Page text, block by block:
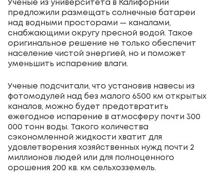
Ученые из университета в Калифорнии
предложили размещать солнечные батареи
над водными просторами — каналами,
снабжающими округу пресной водой. Такое
оригинальное решение не только обеспечит
население чистой энергией, но и поможет
уменьшить испарение влаги.
Ученые подсчитали, что установив навесы из
фотомодулей над без малого 6500 км открытых
каналов, можно будет предотвратить
ежегодное испарение в атмосферу почти 300
000 тонн воды. Такого количества
сэкономленной жидкости хватит для
удовлетворения хозяйственных нужд почти 2
миллионов людей или для полноценного
орошения 200 кв. км сельхозземель.